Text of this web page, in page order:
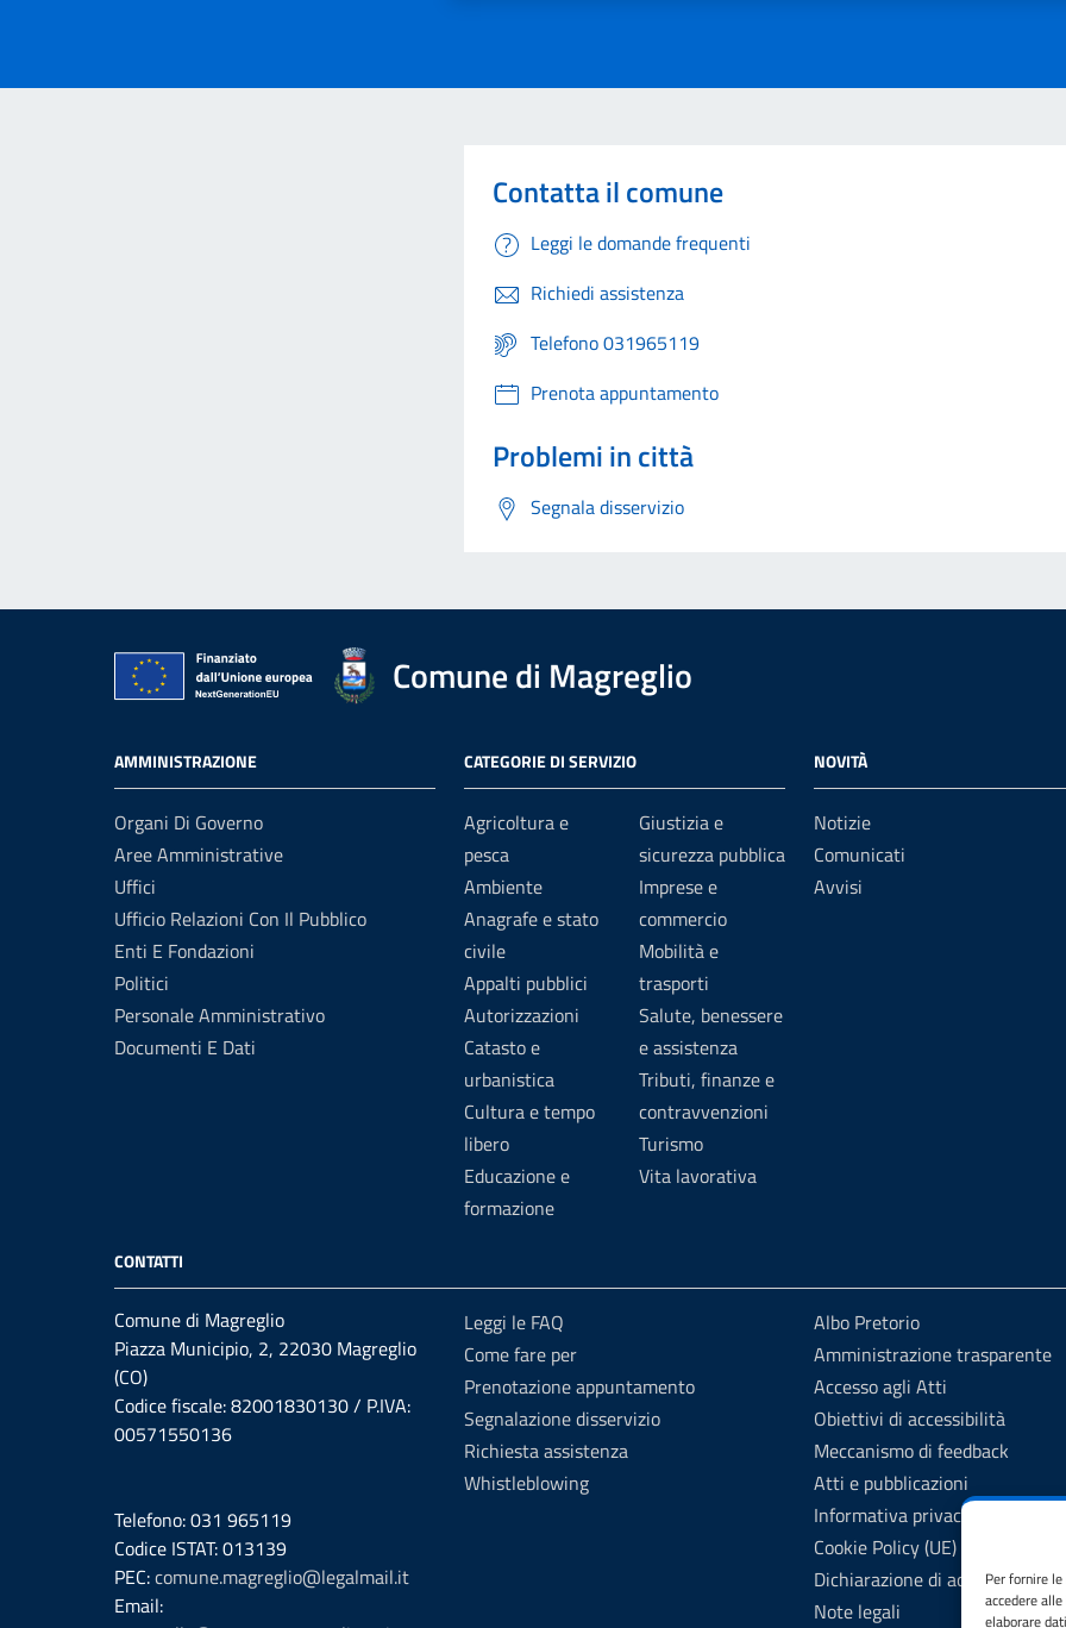
Per fornire
accedere
elaborare
Contatta il comune
Leggi le domande frequenti
Richiedi assistenza
Telefono 031965119
Prenota appuntamento
Problemi in città
Segnala disservizio
Comune di Magreglio
AMMINISTRAZIONE
Organi Di Governo
Aree Amministrative
Uffici
Ufficio Relazioni Con Il Pubblico
Enti E Fondazioni
Politici
Personale Amministrativo
Documenti E Dati
CATEGORIE DI SERVIZIO
Agricoltura e
pesca
Ambiente
Anagrafe e stato
civile
Appalti pubblici
Autorizzazioni
Catasto e
urbanistica
Cultura e tempo
libero
Educazione e
formazione
Giustizia e
sicurezza pubblica
Imprese e
commercio
Mobilità e
trasporti
Salute, benessere
e assistenza
Tributi, finanze e
contravvenzioni
Turismo
Vita lavorativa
NOVITÀ
Notizie
Comunicati
Avvisi
CONTATTI
Comune di Magreglio
Piazza Municipio, 2, 22030 Magreglio
(CO)
Codice fiscale: 82001830130 / P.IVA:
00571550136
Telefono: 031 965119
Codice ISTAT: 013139
PEC:comune.magreglio@legalmail.it
Email:
Leggi le FAQ
Come fare per
Prenotazione appuntamento
Segnalazione disservizio
Richiesta assistenza
Whistleblowing
Albo Pretorio
Amministrazione trasparente
Accesso agli Atti
Obiettivi di accessibilità
Meccanismo di feedback
Atti e pubblicazioni
Informativa privacy
Cookie Policy (UE)
Dichiarazione di accessibilità
Note legali